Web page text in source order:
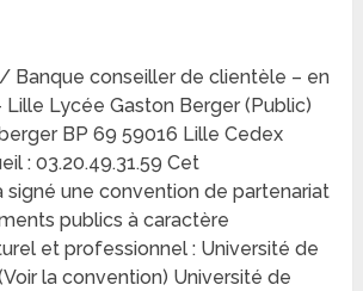
Banque conseiller de clientèle – en
Lille Lycée Gaston Berger (Public)
BP 69 59016 Lille Cedex
: 03.20.49.31.59 Cet
signé une convention de partenariat
publics à caractère
et professionnel : Université de
la convention) Université de